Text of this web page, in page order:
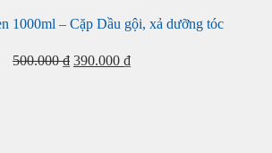
1000ml – Cặp Dầu gội, xả dưỡng tóc
500.000₫ Giá
390.000 ₫Giá